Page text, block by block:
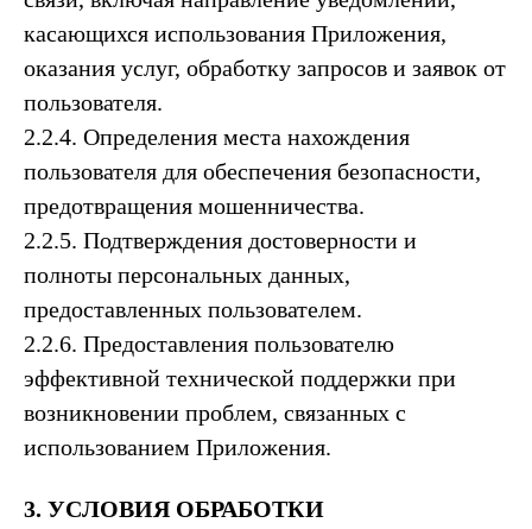
касающихся использования Приложения,
оказания услуг, обработку запросов и заявок от
пользователя.
2.2.4. Определения места нахождения
пользователя для обеспечения безопасности,
предотвращения мошенничества.
2.2.5. Подтверждения достоверности и
полноты персональных данных,
предоставленных пользователем.
2.2.6. Предоставления пользователю
эффективной технической поддержки при
возникновении проблем, связанных с
использованием Приложения.
3. УСЛОВИЯ ОБРАБОТКИ